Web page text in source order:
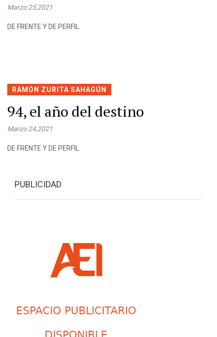
Marzo 25,2021
DE FRENTE Y DE PERFIL
RAMÓN ZURITA SAHAGÚN
94, el año del destino
Marzo 24,2021
DE FRENTE Y DE PERFIL
PUBLICIDAD